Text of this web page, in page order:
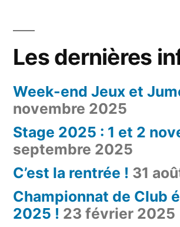
Les dernières
Week-end Jeux et
novembre 2025
Stage 2025 : 1 et 2
septembre 2025
C’est la rentrée ! 31
Championnat de Club
2025 ! 23 février 2025